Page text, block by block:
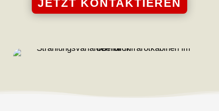
JETZT KONTAKTIEREN